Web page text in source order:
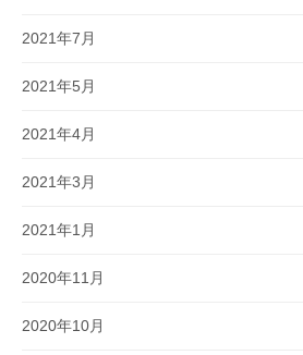
2021年7月
2021年5月
2021年4月
2021年3月
2021年1月
2020年11月
2020年10月